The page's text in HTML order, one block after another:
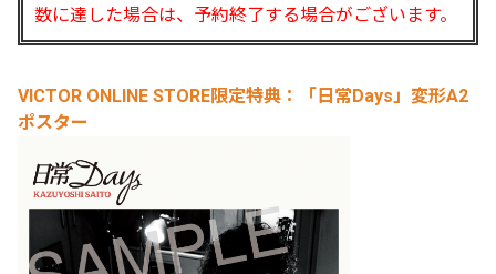
数に達した場合は、予約終了する場合がございます。
VICTOR ONLINE STORE限定特典：「日常Days」変形A2
ポスター